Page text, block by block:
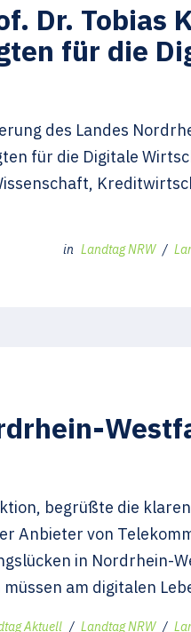
Dr. Tobias
für die
des Landes
für die Digitale
in Landtag NRW /
begrüßte die
Anbieter von
in Nordrhein-
am digitalen
Aktuell / Landtag NRW /